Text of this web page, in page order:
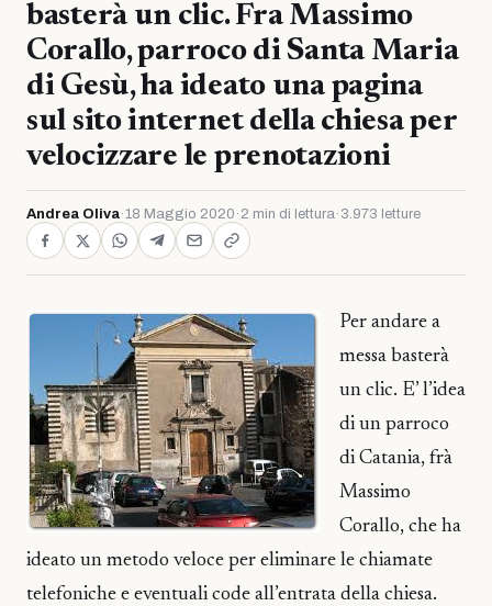
basterà un clic. Fra Massimo
Corallo, parroco di Santa Maria
di Gesù, ha ideato una pagina
sul sito internet della chiesa per
velocizzare le prenotazioni
Andrea Oliva·18 Maggio 2020 · 2 min di lettura· 3.973 letture
Per andare a
messa basterà
un clic. E’ l’idea
di un parroco
di Catania, frà
Massimo
Corallo, che ha
ideato un metodo veloce per eliminare le chiamate
telefoniche e eventuali code all’entrata della chiesa.